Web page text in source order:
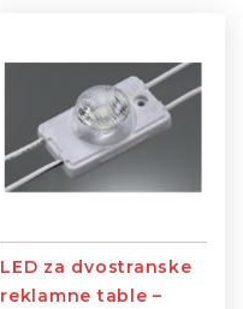
LED za dvostranske
reklamne table –